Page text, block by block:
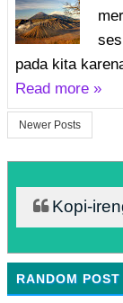
pada kita
Read more »
Newer Posts
Kopi-
RANDOM POST